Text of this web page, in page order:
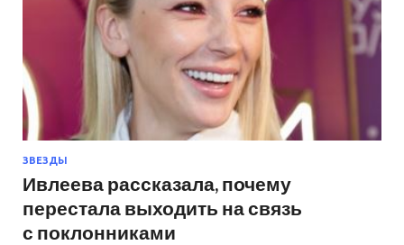
ЗВЕЗДЫ
Ивлеева рассказала, почему
перестала выходить на связь
с поклонниками